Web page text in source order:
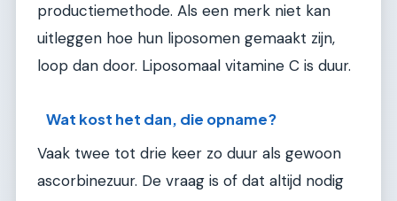
productiemethode. Als een merk niet kan
uitleggen hoe hun liposomen gemaakt zijn,
loop dan door. Liposomaal vitamine C is duur.
Wat kost het dan, die opname?
Vaak twee tot drie keer zo duur als gewoon
ascorbinezuur. De vraag is of dat altijd nodig